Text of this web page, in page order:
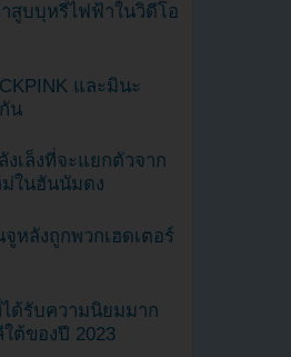
สูบบุหรี่ไฟฟ้าในวิดีโอ
และมินะ
น
งเล็งที่จะแยกตัวจาก
ในฮันนัมดง
หลังถูกพวกเฮดเตอร์
ด้รับความนิยมมาก
ต้ของปี 2023